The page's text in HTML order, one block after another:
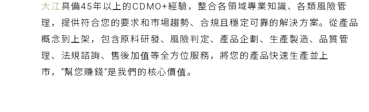
大江 具備45年以上的CDMO+經驗，整合各領域專業知識、各類風險管
理，提供符合您的要求和市場趨勢、合規且穩定可靠的解決方案。從產品
概念到上架，包含原料研發、風險判定、產品企劃、生產製造、品質管
理、法規諮詢、售後加值等全方位服務，將您的產品快速生產並上
市，”幫您賺錢”是我們的核心價值。